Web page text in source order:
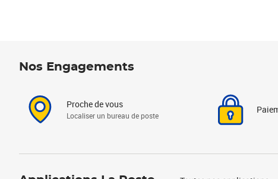
Nos Engagements
Proche de vous
Localiser un bureau de poste